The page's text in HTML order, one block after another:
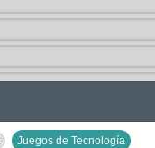
Juegos de Tecnología